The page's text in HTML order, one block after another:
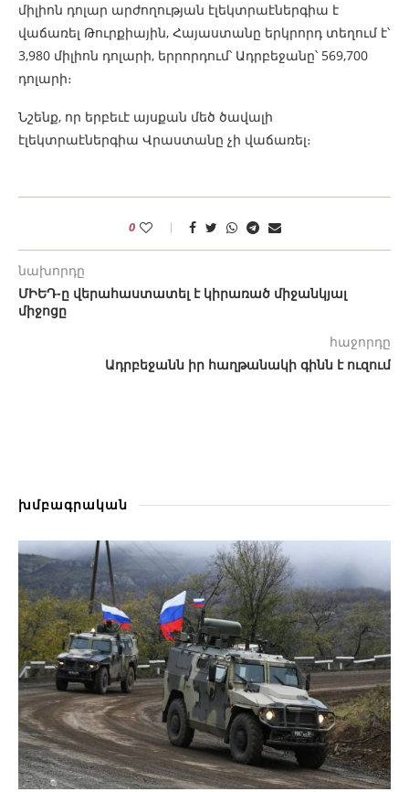
միլիոն դոլար արժողության էլեկտրաէներգիա է
վաճառել Թուրքիային, Հայաստանը երկրորդ տեղում է՝
3,980 միլիոն դոլարի, երրորդում՝ Ադրբեջանը՝ 569,700
դոլարի։
Նշենք, որ երբեւէ այսքան մեծ ծավալի
էլեկտրաէներգիա Վրաստանը չի վաճառել։
0
նախորդը
ՄԻԵԴ-ը վերահաստատել է կիրառած միջանկյալ
միջոցը
հաջորդը
Ադրբեջանն իր հաղթանակի գինն է ուզում
խմբագրական